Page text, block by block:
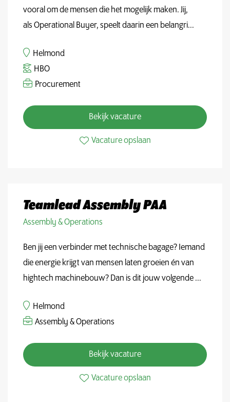
vooral om de mensen die het mogelijk maken. Jij,
als Operational Buyer, speelt daarin een belangri...
Helmond
HBO
Procurement
Bekijk vacature
Vacature opslaan
Teamlead Assembly PAA
Assembly & Operations
Ben jij een verbinder met technische bagage? Iemand
die energie krijgt van mensen laten groeien én van
hightech machinebouw? Dan is dit jouw volgende ...
Helmond
Assembly & Operations
Bekijk vacature
Vacature opslaan